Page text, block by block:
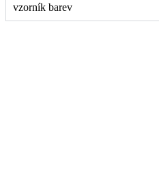
vzorník barev